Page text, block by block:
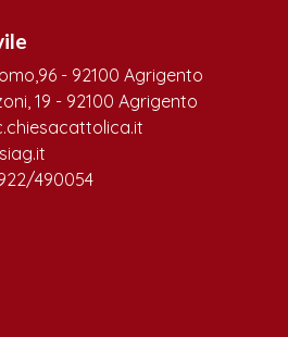
- 92100 Agrigento
19 - 92100 Agrigento
490054